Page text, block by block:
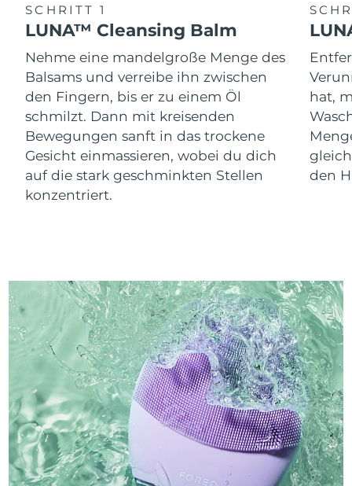
SCHRITT 1
LUNA™ Cleansing Balm
Nehme eine mandelgroße Menge des
Balsams und verreibe ihn zwischen
den Fingern, bis er zu einem Öl
schmilzt. Dann mit kreisenden
Bewegungen sanft in das trockene
Gesicht einmassieren, wobei du dich
auf die stark geschminkten Stellen
konzentriert.
hat,
den